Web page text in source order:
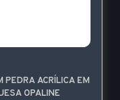
PEDRA ACRÍLICA EM
OPALINE